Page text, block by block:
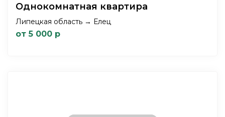
Однокомнатная квартира
Липецкая область → Елец
от 5 000 р